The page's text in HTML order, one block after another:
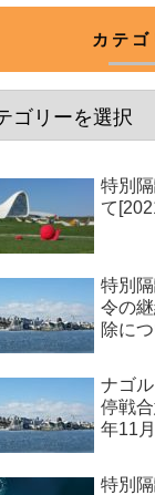
カテゴ
特別
て
特別
令の
除に
ナゴ
停戦
年11
特別